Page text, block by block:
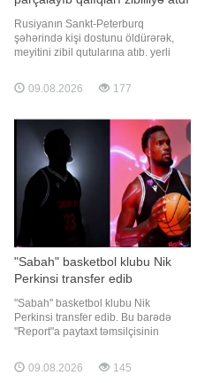
Rusiyanın Sankt-Peterburq
şəhərində kişi dostunu öldürərək,
meyitini zibil qutularına atıb. yerli
Lunaçarski prospektində yerləşən
mənzildə baş verib. İstintaqın
sonra meyiti hissələrə ayıraraq
qalıqları zibil konteynerlərinə atıb
09.08.2026 177
"Sabah" basketbol klubu Nik
Perkinsi transfer edib
"Sabah" basketbol klubu Nik
Perkinsi transfer edib. Bu barədə
"Report"a paytaxt təmsilçisinin
verilib. ABŞ-dan olan oyunçu ilə 2
illik müqavilə imzalanıb. 203 sm
09.08.2026 145